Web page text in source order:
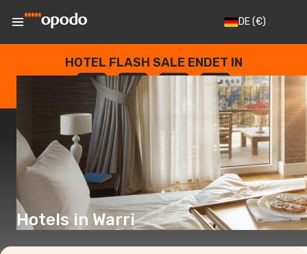
DE(€)
HOTEL FLASH SALE ENDET IN
--
TAGE
: --
STUNDEN
: --
SEKUNDEN
Hotels in Warri